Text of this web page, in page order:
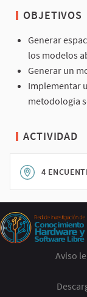
OBJETIVOS
Generar
los modelos
Generar un
Implementar
metodología
ACTIVIDAD
4
Aviso